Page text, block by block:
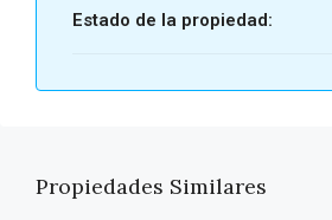
Estado de la propiedad:
Propiedades Similares